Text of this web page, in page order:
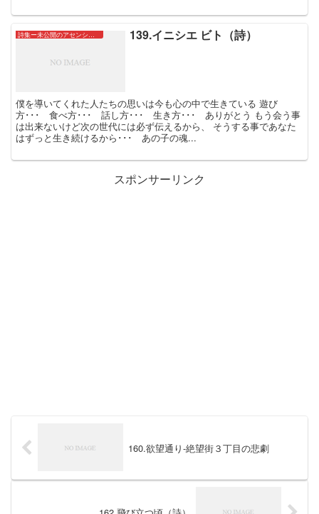
139.イニシエ ビト（詩）
僕を導いてくれた人たちの思いは今も心の中で生きている 遊び
方･･･ 食べ方･･･ 話し方･･･ 生き方･･･ ありがとう もう会う事
は出来ないけど次の世代には必ず伝えるから、 そうする事であなた
はずっと生き続けるから･･･ あの子の魂...
スポンサーリンク
160.欲望通り-絶望街３丁目の悲劇